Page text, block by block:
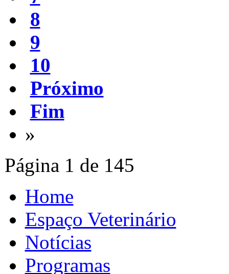
8
9
10
Próximo
Fim
»
Página 1 de 145
Home
Espaço Veterinário
Notícias
Programas